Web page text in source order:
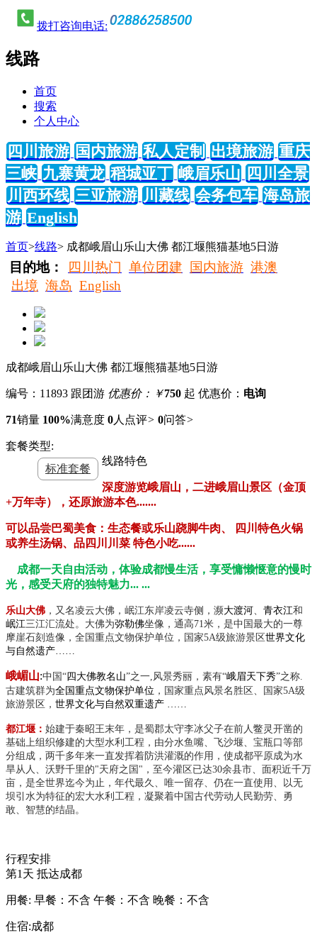
拨打咨询电话:
线路
首页
搜索
个人中心
四川旅游 国内旅游 私人定制 出境旅游 重庆
三峡 九寨黄龙 稻城亚丁 峨眉乐山 四川全景
川西环线 三亚旅游 川藏线 会务包车 海岛旅
游 English
首页>线路> 成都峨眉山乐山大佛 都江堰熊猫基地5日游
目的地： 四川热门 单位团建 国内旅游 港澳
出境 海岛 English
成都峨眉山乐山大佛 都江堰熊猫基地5日游
编号：11893 跟团游 优惠价：￥750 起 优惠价： 电询
71销量 100%满意度 0人点评> 0问答>
套餐类型:
标准套餐
线路特色
深度游览峨眉山， 二进峨眉山景区（金顶
+万年寺）
，还原旅游本色.......
可以品尝巴蜀美食： 生态餐或乐山跷脚牛肉、
四川特色火锅
或养生汤锅、 品四川川菜 特色小吃......
成都一天自由活动， 体验成都慢生活，享受慵懒惬意的慢时
光，感受天府的独特魅力... ...
乐山大佛 ，又名凌云大佛，岷江东岸凌云寺侧，濒大渡河 青衣江和
岷江三江汇流处。大佛为弥勒佛坐像，通高71米，是中国最大的一尊
摩崖石刻造像 ， 全国重点文物保护单位 ， 国家5A级旅游景区世界文化
与自然遗产
峨嵋山:中国 “四大佛教名山”之一 风景秀丽，素有“峨眉天下秀”之称
古建筑群为全国重点文物保护单位 ，国家重点风景名胜区、国家5A级
旅游景区 ， 世界文化与自然双重遗产
都江堰： 始建于秦昭王末年，是蜀郡太守李冰父子在前人鳖灵开凿的
基础上组织修建的大型水利工程，由分水鱼嘴、飞沙堰、宝瓶口等部
分组成，两千多年来一直发挥着防洪灌溉的作用，使成都平原成为水
旱从人、沃野千里的"天府之国"，至今灌区已达30余县市、面积近千万
亩，是全世界迄今为止，年代最久、唯一留存、仍在一直使用、以无
坝引水为特征的宏大水利工程，凝聚着中国古代劳动人民勤劳、勇
敢、智慧的结晶。
行程安排
第1天 抵达成都
用餐: 早餐：不含 午餐：不含 晚餐：不含
住宿:成都